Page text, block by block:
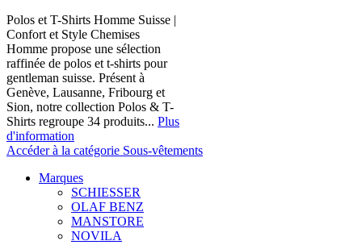
Polos et T-Shirts Homme Suisse |
Confort et Style Chemises
Homme propose une sélection
raffinée de polos et t-shirts pour
gentleman suisse. Présent à
Genève, Lausanne, Fribourg et
Sion, notre collection Polos & T-
Shirts regroupe 34 produits... Plus
d'information
Accéder à la catégorie Sous-vêtements
Marques
SCHIESSER
OLAF BENZ
MANSTORE
NOVILA